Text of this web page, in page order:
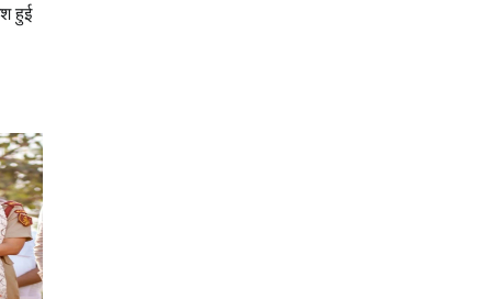
हुई